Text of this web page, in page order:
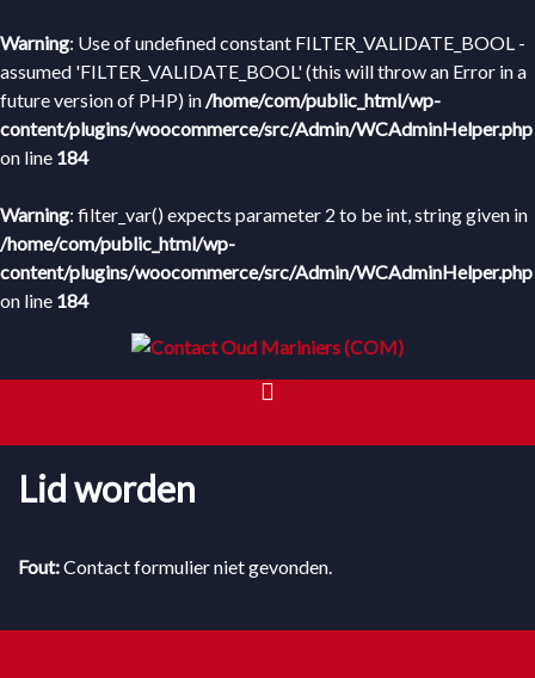
Warning: Use of undefined constant FILTER_VALIDATE_BOOL -
assumed 'FILTER_VALIDATE_BOOL' (this will throw an Error in a
future version of PHP) in/home/com/public_html/wp-
content/plugins/woocommerce/src/Admin/WCAdminHelper.php
on line 184
Warning: filter_var() expects parameter 2 to be int, string given in
/home/com/public_html/wp-
content/plugins/woocommerce/src/Admin/WCAdminHelper.php
on line 184
WEBWINKEL
Lid worden
Fout:Contact formulier niet gevonden.